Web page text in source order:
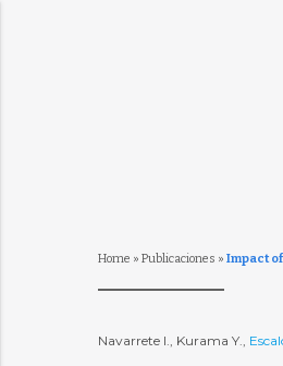
Home » Publicaciones » Impact
Navarrete I., Kurama Y.,